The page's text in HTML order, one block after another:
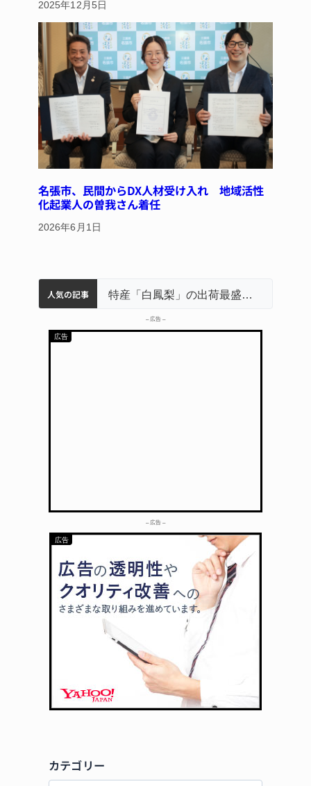
2025年12月5日
名張市、民間からDX人材受け入れ 地域活性
化起業人の曽我さん着任
2026年6月1日
人気の記事
名張市水道料金47％値上げへ 答申案、審議会で大筋まとまる
名張市立病院のDMAT、熊本地震の被災地へ 能登以来3回目の派遣 特産「白鳳梨」の出荷最盛期 直売所にぎわう 伊賀
– 広告 –
– 広告 –
カテゴリー